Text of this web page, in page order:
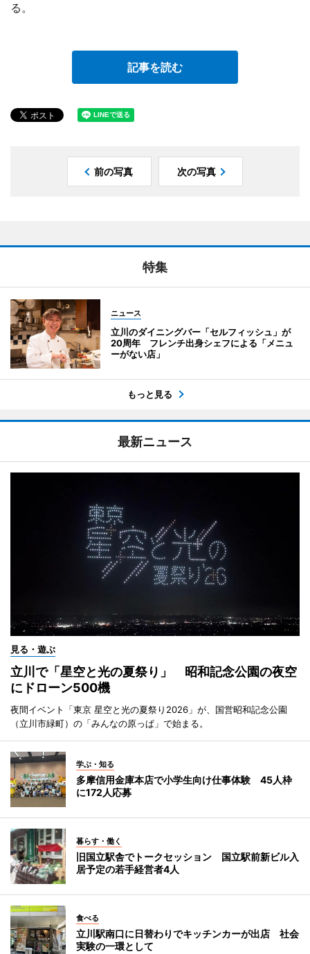
る。
記事を読む
前の写真 次の写真
特集
ニュース
立川のダイニングバー「セルフィッシュ」が
20周年 フレンチ出身シェフによる「メニュ
ーがない店」
もっと見る
最新ニュース
見る・遊ぶ
立川で「星空と光の夏祭り」 昭和記念公園の夜空
にドローン500機
夜間イベント「東京 星空と光の夏祭り2026」が、国営昭和記念公園
（立川市緑町）の「みんなの原っぱ」で始まる。
学ぶ・知る
多摩信用金庫本店で小学生向け仕事体験 45人枠
に172人応募
暮らす・働く
旧国立駅舎でトークセッション 国立駅前新ビル入
居予定の若手経営者4人
食べる
立川駅南口に日替わりでキッチンカーが出店 社会
実験の一環として